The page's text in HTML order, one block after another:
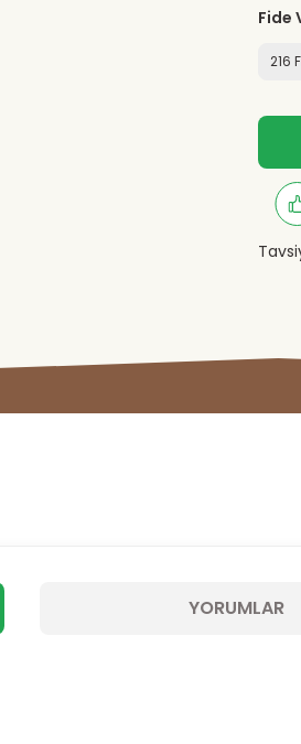
Fide
216
YORUMLAR